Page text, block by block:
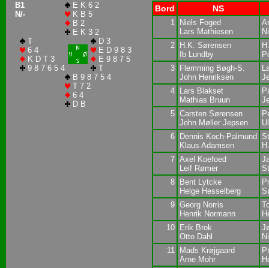
B1
N/-
E K 6 2
K B 5
B 2
E K 3 2
T
6 4
K D T 3
9 8 7 6 5 4
D 3
E D 9 8 3
E 9 8 7 5
T
B 9 8 7 5 4
T 7 2
6 4
D B
Bord NS
1
Niels Foged
Lars Mathiesen
2
H.K. Sørensen
Ib Lundby
3
Flemming Bøgh-S.
John Henriksen
4
Lars Blakset
Mathias Bruun
5 Carsten Sørensen
John Møller Jepsen
6
Dennis Koch-Palmund
Klaus Adamsen
7 Axel Koefoed
Leif Rømer
8
Bent Lytcke
Helge Hesselberg
9 Georg Norris
Henrik Normann
10
Erik Brok
Otto Dahl
11
Mads Krøjgaard
Arne Mohr